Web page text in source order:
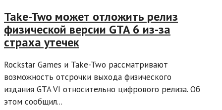
Take-Two может отложить релиз
физической версии GTA 6 из-за
страха утечек
Rockstar Games и Take-Two рассматривают
возможность отсрочки выхода физического
издания GTA VI относительно цифрового релиза. Об
этом сообщил...